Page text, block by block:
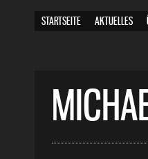
STARTSEITE AKTUELLES